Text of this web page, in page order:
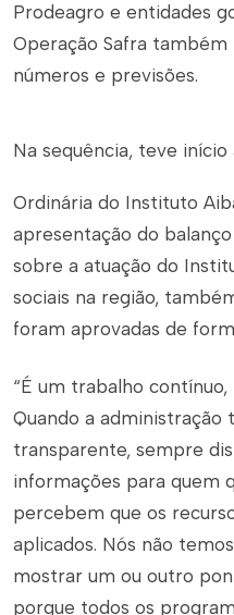
Prodeagro e entidades
Operação Safra
números e previsões.
Na sequência, teve início
Ordinária do Instituto
apresentação do
sobre a atuação do
sociais na região,
foram aprovadas de
“É um trabalho
Quando a administração
transparente, sempre
informações para quem
percebem que os
aplicados. Nós não
mostrar um ou outro
porque todos os